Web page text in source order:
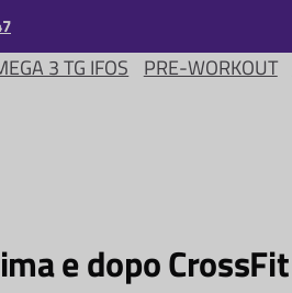
3 TG IFOS PRE-WORKOUT
e dopo CrossFit